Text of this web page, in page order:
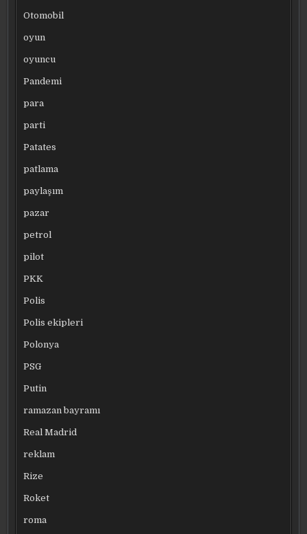
Otomobil
oyun
oyuncu
Pandemi
para
parti
Patates
patlama
paylaşım
pazar
petrol
pilot
PKK
Polis
Polis ekipleri
Polonya
PSG
Putin
ramazan bayramı
Real Madrid
reklam
Rize
Roket
roma